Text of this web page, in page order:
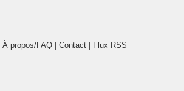
À propos/FAQ| Contact| Flux RSS